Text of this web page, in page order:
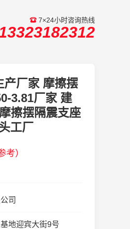
7×24小时咨询热线
产厂家 摩擦摆
3.81厂家 建
擦摆隔震支座
工厂
考）
司
地迎宾大街9号